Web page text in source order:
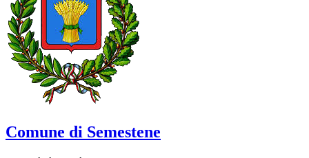
Comune di Semestene